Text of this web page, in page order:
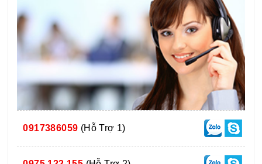
0917386059 (Hỗ Trợ 1)